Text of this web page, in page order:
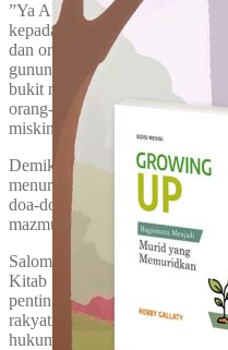
”Ya Allah, berikanlah hukum-
kepada putera raja! Kiranya ia
dan orang-orang-Mu yang
gunung-gunung membawa
bukit membawa kebenaran!
orang-orang yang tertindas dari
miskin, tetapi meremukkan
Demikianlah bait pertama
menurut catatan redaksi
doa-doa Daud bin Isai. Namun,
mazmur ini dari Salomo bin
Salomo agaknya merasa perlu
Kitab Mazmur. Ia tahu bahwa
pentinglah bagi raja untuk
rakyatnya, terutama bagi
hukum Allah niscaya akan